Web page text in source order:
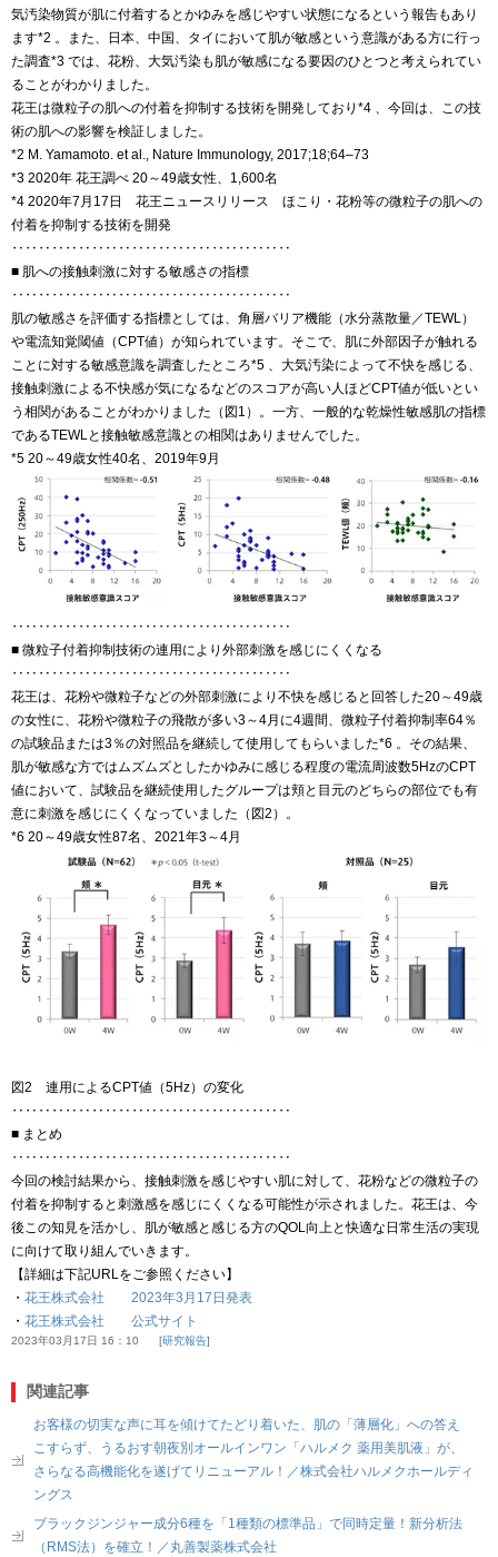
気汚染物質が肌に付着するとかゆみを感じやすい状態になるという報告もあり
ます*2 。また、日本、中国、タイにおいて肌が敏感という意識がある方に行っ
た調査*3 では、花粉、大気汚染も肌が敏感になる要因のひとつと考えられてい
ることがわかりました。
花王は微粒子の肌への付着を抑制する技術を開発しており*4 、今回は、この技
術の肌への影響を検証しました。
*2 M. Yamamoto. et al., Nature Immunology, 2017;18;64–73
*3 2020年 花王調べ 20～49歳女性、1,600名
*4 2020年7月17日 花王ニュースリリース ほこり・花粉等の微粒子の肌への
付着を抑制する技術を開発
‥‥‥‥‥‥‥‥‥‥‥‥‥‥‥‥‥‥‥‥‥
■ 肌への接触刺激に対する敏感さの指標
‥‥‥‥‥‥‥‥‥‥‥‥‥‥‥‥‥‥‥‥‥
肌の敏感さを評価する指標としては、角層バリア機能（水分蒸散量／TEWL）
や電流知覚閾値（CPT値）が知られています。そこで、肌に外部因子が触れる
ことに対する敏感意識を調査したところ*5 、大気汚染によって不快を感じる、
接触刺激による不快感が気になるなどのスコアが高い人ほどCPT値が低いとい
う相関があることがわかりました（図1）。一方、一般的な乾燥性敏感肌の指標
であるTEWLと接触敏感意識との相関はありませんでした。
*5 20～49歳女性40名、2019年9月
‥‥‥‥‥‥‥‥‥‥‥‥‥‥‥‥‥‥‥‥‥
■ 微粒子付着抑制技術の連用により外部刺激を感じにくくなる
‥‥‥‥‥‥‥‥‥‥‥‥‥‥‥‥‥‥‥‥‥
花王は、花粉や微粒子などの外部刺激により不快を感じると回答した20～49歳
の女性に、花粉や微粒子の飛散が多い3～4月に4週間、微粒子付着抑制率64％
の試験品または3％の対照品を継続して使用してもらいました*6 。その結果、
肌が敏感な方ではムズムズとしたかゆみに感じる程度の電流周波数5HzのCPT
値において、試験品を継続使用したグループは頬と目元のどちらの部位でも有
意に刺激を感じにくくなっていました（図2）。
*6 20～49歳女性87名、2021年3～4月
図2 連用によるCPT値（5Hz）の変化
‥‥‥‥‥‥‥‥‥‥‥‥‥‥‥‥‥‥‥‥‥
■ まとめ
‥‥‥‥‥‥‥‥‥‥‥‥‥‥‥‥‥‥‥‥‥
今回の検討結果から、接触刺激を感じやすい肌に対して、花粉などの微粒子の
付着を抑制すると刺激感を感じにくくなる可能性が示されました。花王は、今
後この知見を活かし、肌が敏感と感じる方のQOL向上と快適な日常生活の実現
に向けて取り組んでいきます。
【詳細は下記URLをご参照ください】
・ 花王株式会社 2023年3月17日発表
・ 花王株式会社 公式サイト
2023年03月17日 16：10 研究報告
関連記事
お客様の切実な声に耳を傾けてたどり着いた、肌の「薄層化」への答え
こすらず、うるおす朝夜別オールインワン「ハルメク 薬用美肌液」が、
さらなる高機能化を遂げてリニューアル！／株式会社ハルメクホールディ
ングス
ブラックジンジャー成分6種を「1種類の標準品」で同時定量！新分析法
（RMS法）を確立！／丸善製薬株式会社